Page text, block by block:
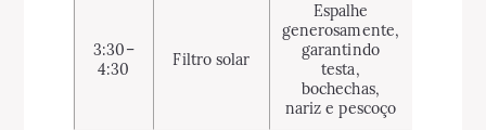
3:30–
4:30
Filtro solar
Espalhe
generosamente,
garantindo
testa,
bochechas,
nariz e pescoço